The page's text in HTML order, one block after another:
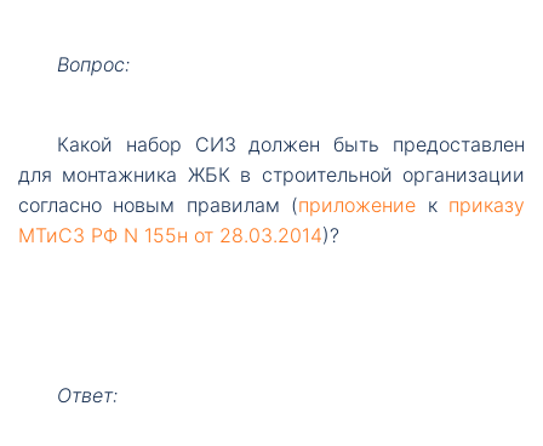
Вопрос:
Какой
набор СИЗ должен быть предоставлен
для монтажника ЖБК в строительной организации
согласно новым правилам (приложение к приказу
МТиСЗ РФ N 155н от 28.03.2014)?
Ответ: